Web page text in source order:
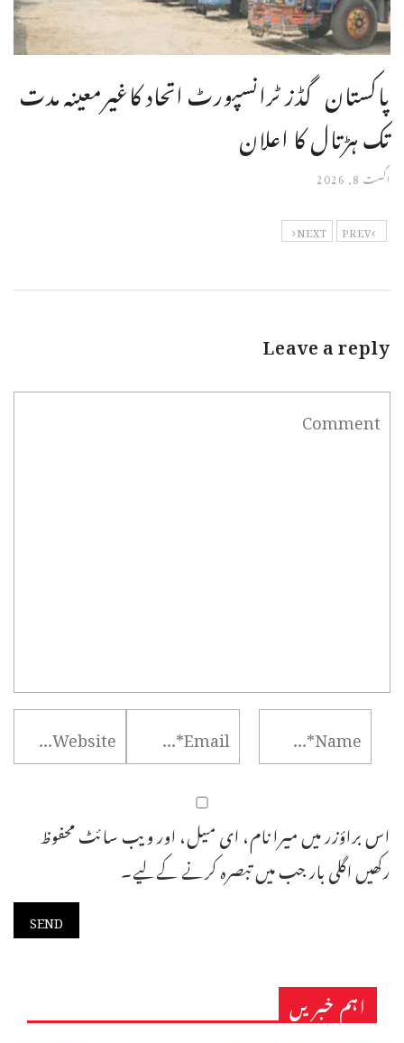
پاکستان گڈز ٹرانسپورٹ اتحاد کاغیرمعینہ مدت
تک ہڑتال کا اعلان
اگست 8, 2026
PREV
NEXT
Leave a reply
اس براؤزر میں میرا نام، ای میل، اور ویب سائٹ محفوظ
رکھیں اگلی بار جب میں تبصرہ کرنے کےلیے۔
اہم خبریں